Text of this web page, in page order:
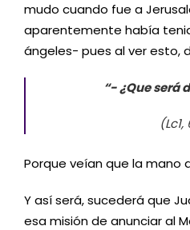
mudo cuando fue a
aparentemente había
ángeles- pues al ver esto,
“- ¿Que será
Porque veían que la mano
Y así será, sucederá que
esa misión de anunciar al